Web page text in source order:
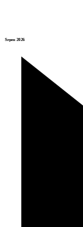
Srpen 2026